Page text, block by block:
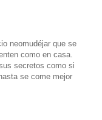
neomudéjar que se
como en casa.
secretos como si
se come mejor